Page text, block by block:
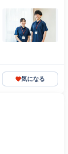
気になる